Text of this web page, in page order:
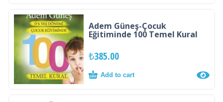
Adem Güneş-Çocuk
Eğitiminde 100 Temel Kural
₺385.00
Add to cart